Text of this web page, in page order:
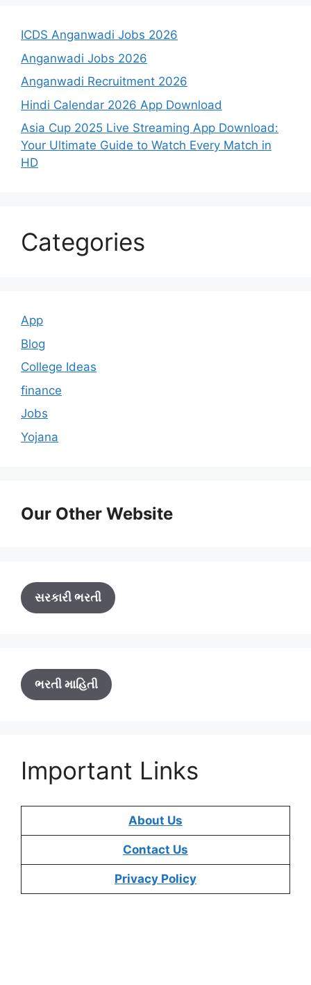
ICDS Anganwadi Jobs 2026
Anganwadi Jobs 2026
Anganwadi Recruitment 2026
Hindi Calendar 2026 App Download
Asia Cup 2025 Live Streaming App Download:
Your Ultimate Guide to Watch Every Match in
HD
Categories
App
Blog
College Ideas
finance
Jobs
Yojana
Our Other Website
સરકારી ભરતી
ભરતી માહિતી
Important Links
About Us
Contact Us
Privacy Policy